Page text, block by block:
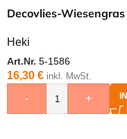
Decovlies-Wiesengras
Heki
Art.Nr. 5-1586
16,30 € inkl. MwSt.
- +